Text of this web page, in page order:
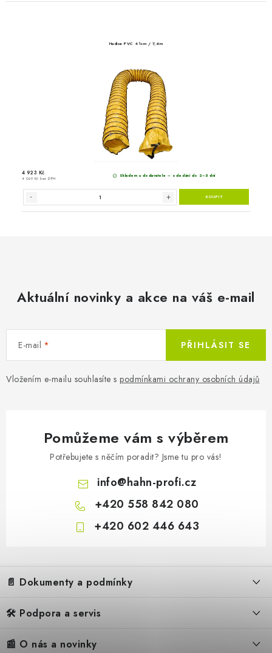
Aktuální novinky a akce na váš e-mail
E-mail
Vložením e-mailu souhlasíte s podmínkami ochrany osobních údajů
PŘIHLÁSIT SE
Pomůžeme vám s výběrem
Potřebujete s něčím poradit? Jsme tu pro vás!
info@hahn-profi.cz
+420 558 842 080
+420 602 446 643
a
t
📄 Dokumenty a podmínky
Obchodní podmínky
🛠️ Podpora a servis
FAQ – Často kladené otázky
📰 O nás a novinky